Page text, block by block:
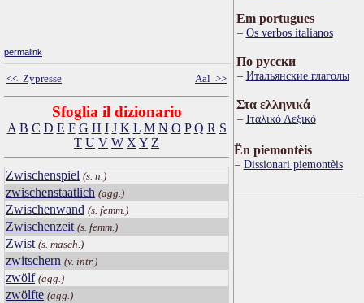
permalink
<< Zypresse Aal >>
Sfoglia il dizionario
A B C D E F G H I J K L M N O P Q R S
T U V W X Y Z
Zwischenspiel (s. n.)
zwischenstaatlich (agg.)
Zwischenwand (s. femm.)
Zwischenzeit (s. femm.)
Zwist (s. masch.)
zwitschern (v. intr.)
zwölf (agg.)
zwölfte (agg.)
Em portugues
Os verbos italianos
По русски
Итальянские глаголы
Στα ελληνικά
Ιταλικό Λεξικό
Ën piemontèis
Dissionari piemontèis